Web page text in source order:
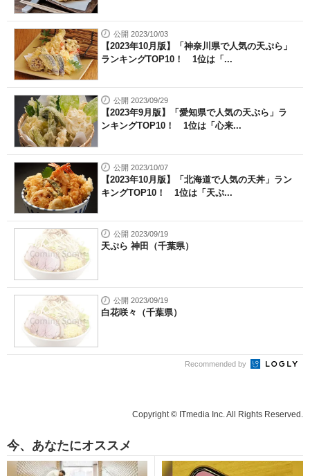
公開 2023/10/03
【2023年10月版】「神奈川県で人気の天ぷら」
ランキングTOP10！ 1位は「...
公開 2023/09/29
【2023年9月版】「愛知県で人気の天ぷら」ラ
ンキングTOP10！ 1位は「心来...
公開 2023/10/07
【2023年10月版】「北海道で人気の天丼」ラン
キングTOP10！ 1位は「天ぷ...
公開 2023/09/19
天ぷら 神田（千葉県）
公開 2023/09/19
白花咲々（千葉県）
Recommended by
Copyright © ITmedia Inc. All Rights Reserved.
今、あなたにオススメ